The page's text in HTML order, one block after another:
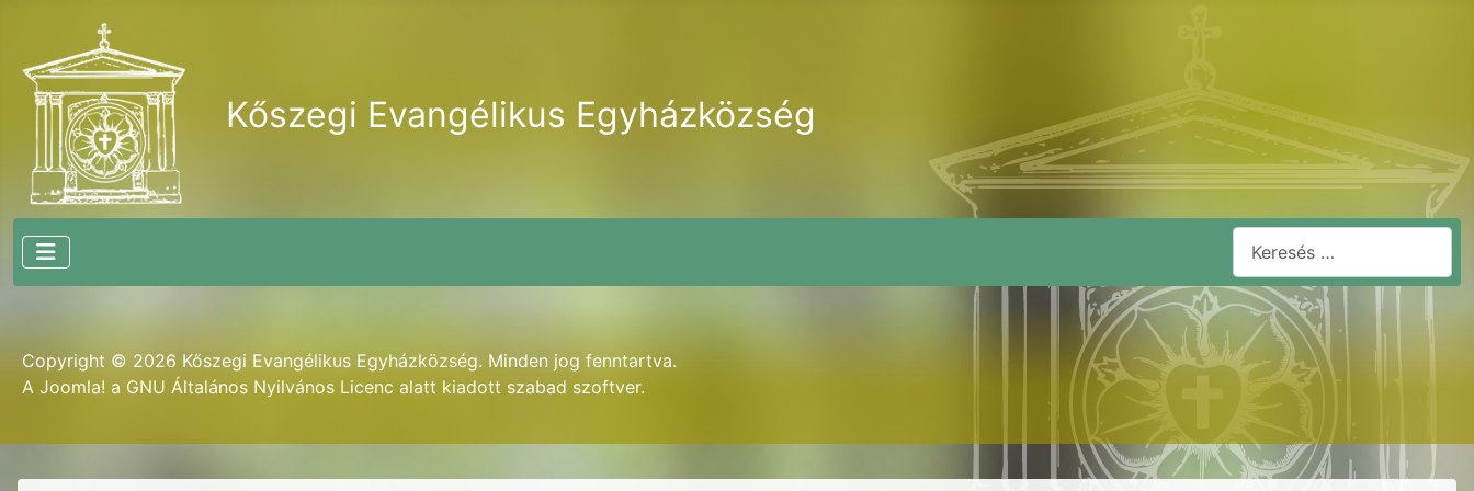
Kőszegi Evangélikus Egyházközség
Keresés...
Copyright © 2026 Kőszegi Evangélikus Egyházközség. Minden jog fenntartva.
A Joomla! a GNU Általános Nyilvános Licenc alatt kiadott szabad szoftver.